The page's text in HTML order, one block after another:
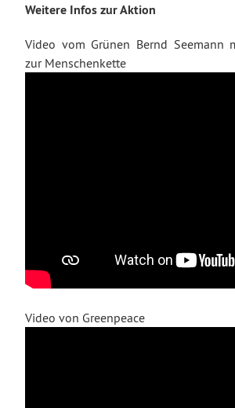
Weitere Infos zur Aktion
Video vom Grünen Bernd Seemann
zur Menschenkette
Video von Greenpeace